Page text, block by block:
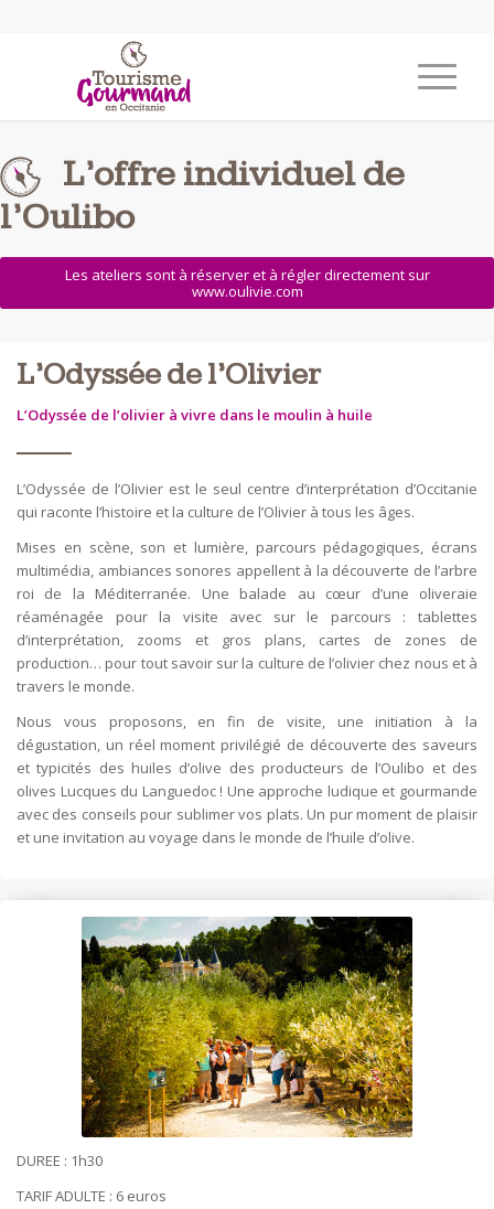
L’offre individuel de
l’Oulibo
Les ateliers sont à réserver et à régler directement sur
www.oulivie.com
L’Odyssée de l’Olivier
L’Odyssée de l’olivier à vivre dans le moulin à huile
L’Odyssée de l’Olivier est le seul centre d’interprétation d’Occitanie
qui raconte l’histoire et la culture de l’Olivier à tous les âges.
Mises en scène, son et lumière, parcours pédagogiques, écrans
multimédia, ambiances sonores appellent à la découverte de l’arbre
roi de la Méditerranée. Une balade au cœur d’une oliveraie
réaménagée pour la visite avec sur le parcours : tablettes
d’interprétation, zooms et gros plans, cartes de zones de
production… pour tout savoir sur la culture de l’olivier chez nous et à
travers le monde.
Nous vous proposons, en fin de visite, une initiation à la
dégustation, un réel moment privilégié de découverte des saveurs
et typicités des huiles d’olive des producteurs de l’Oulibo et des
olives Lucques du Languedoc ! Une approche ludique et gourmande
avec des conseils pour sublimer vos plats. Un pur moment de plaisir
et une invitation au voyage dans le monde de l’huile d’olive.
DUREE : 1h30
TARIF ADULTE : 6 euros